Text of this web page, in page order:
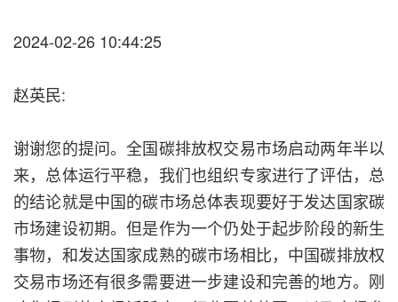
2024-02-26 10:44:25
赵英民:
谢谢您的提问。全国碳排放权交易市场启动两年半以
来，总体运行平稳，我们也组织专家进行了评估，总
的结论就是中国的碳市场总体表现要好于发达国家碳
市场建设初期。但是作为一个仍处于起步阶段的新生
事物，和发达国家成熟的碳市场相比，中国碳排放权
交易市场还有很多需要进一步建设和完善的地方。刚